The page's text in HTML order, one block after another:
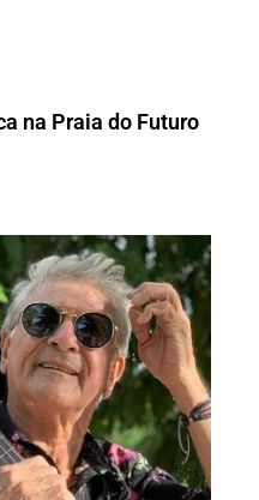
na Praia do Futuro